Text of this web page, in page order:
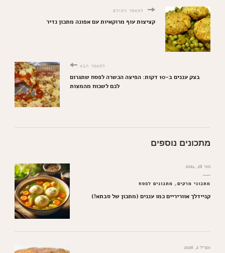
למאמר הקודם
קציצות עוף מרוקאיות עם אפונה מתכון נדיר
למאמר הבא
בצק עננים ב-10 דקות: הפיצה הכשרה לפסח שתגרום
לכם לשכוח מהמצות
מתכונים נוספים
מאי 28, 2024
מתכוני מרקים מתכונים לפסח
קניידלך אווריריים כמו עננים (מתכון של סבתא!)
אפריל 2, 2026